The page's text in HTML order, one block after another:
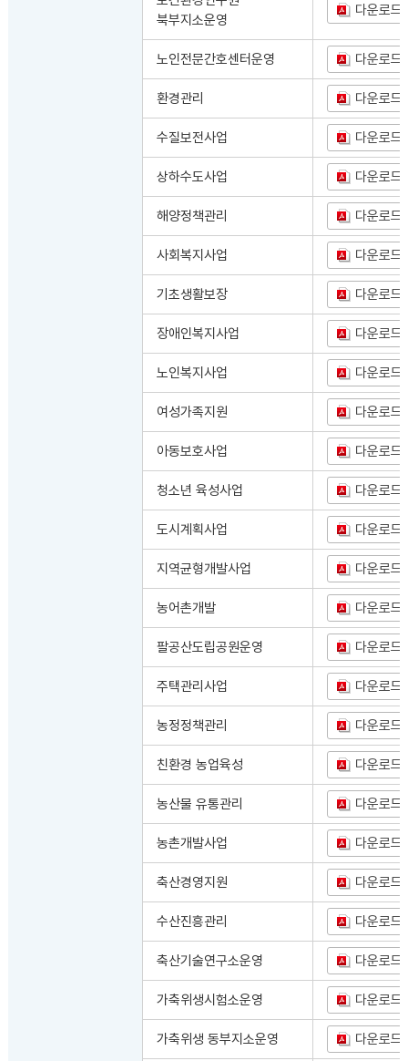
북부지소운영
다운로드
노인전문간호센터운영 다운로드
환경관리 다운로드
수질보전사업 다운로드
상하수도사업 다운로드
해양정책관리 다운로드
사회복지사업 다운로드
기초생활보장 다운로드
장애인복지사업 다운로드
노인복지사업 다운로드
여성가족지원 다운로드
아동보호사업 다운로드
청소년 육성사업 다운로드
도시계획사업 다운로드
지역균형개발사업 다운로드
농어촌개발 다운로드
팔공산도립공원운영 다운로드
주택관리사업 다운로드
농정정책관리 다운로드
친환경 농업육성 다운로드
농산물 유통관리 다운로드
농촌개발사업 다운로드
축산경영지원 다운로드
수산진흥관리 다운로드
축산기술연구소운영 다운로드
가축위생시험소운영 다운로드
가축위생 동부지소운영 다운로드